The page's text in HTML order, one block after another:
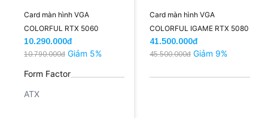
Card màn hình VGA
COLORFUL RTX 5060
BATTLE AX DUO 8GB V
(COLORFUL-RTX5060-8G-
BATTLEAX)
10.290.000đ
10.790.000đ Giảm 5%
Form Factor
ATX
Card màn hình VGA
COLORFUL IGAME RTX 5080
ULTRA W OC 16GB-V
(IGAME-RTX5080-ULTRA-W-
41.500.000đ
45.500.000đ Giảm 9%